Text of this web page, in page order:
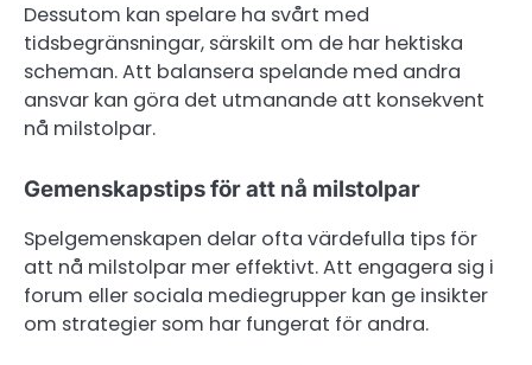
Dessutom kan spelare ha svårt med
tidsbegränsningar, särskilt om de har hektiska
scheman. Att balansera spelande med andra
ansvar kan göra det utmanande att konsekvent
nå milstolpar.
Gemenskapstips för att nå milstolpar
Spelgemenskapen delar ofta värdefulla tips för
att nå milstolpar mer effektivt. Att engagera sig i
forum eller sociala mediegrupper kan ge insikter
om strategier som har fungerat för andra.